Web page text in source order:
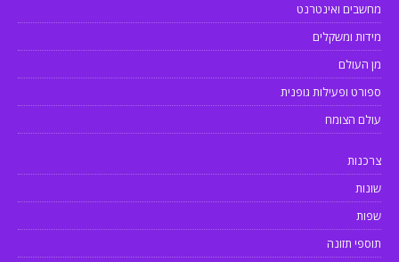
מחשבים ואינטרנט
מידות ומשקלים
מן העולם
ספורט ופעילות גופנית
עולם הצומח
צרכנות
שונות
שפות
תוספי תזונה